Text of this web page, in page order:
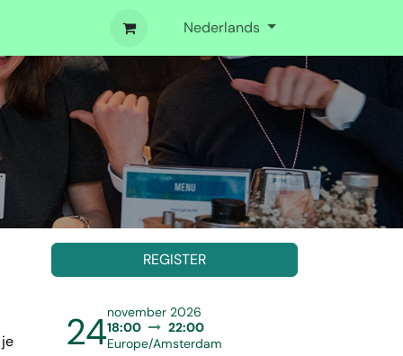
Nederlands
REGISTER
24november 2026
18:00
22:00
Europe/Amsterdam